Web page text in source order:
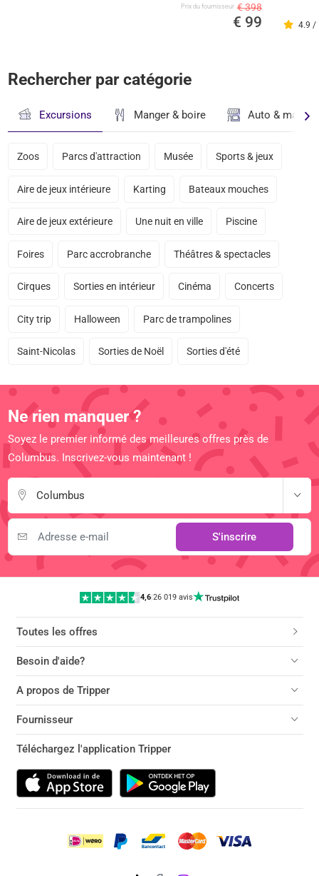
Prix ​​du fournisseur € 398
€ 99 4.9 /
Rechercher par catégorie
Excursions Manger & boire Auto &
Zoos Parcs d'attraction Musée Sports & jeux
Aire de jeux intérieure Karting Bateaux mouches
Aire de jeux extérieure Une nuit en ville Piscine
Foires Parc accrobranche Théâtres & spectacles
Cirques Sorties en intérieur Cinéma Concerts
City trip Halloween Parc de trampolines
Saint-Nicolas Sorties de Noël Sorties d'été
Ne rien manquer ?
Soyez le premier informé des meilleures offres près de
Columbus. Inscrivez-vous maintenant !
Columbus
S'inscrire
4,6 |26 019 avis
Toutes les offres
Besoin d'aide?
A propos de Tripper
Fournisseur
Téléchargez l'application Tripper